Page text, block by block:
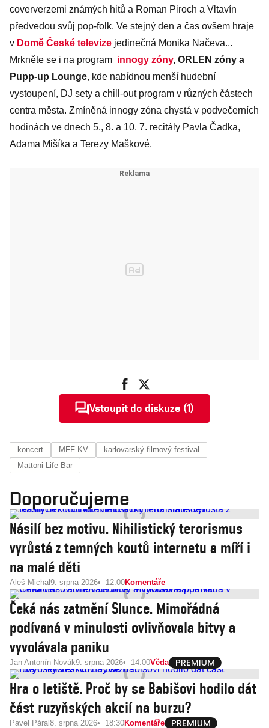
coververzemi známých hitů a Roman Piroch a Vltavín
předvedou svůj pop-folk. Ve stejný den a čas ovšem hraje
v Domě České televize jedinečná Monika Načeva...
Mrkněte se i na program innogy zóny, ORLEN zóny a
Pupp-up Lounge, kde nabídnou menší hudební
vystoupení, DJ sety a chill-out program v různých částech
centra města. Zmíněná innogy zóna chystá v podvečerních
hodinách ve dnech 5., 8. a 10. 7. recitály Pavla Čadka,
Adama Mišíka a Terezy Maškové.
Vstoupit do diskuze (1)
koncert MFF KV
karlovarský filmový festival
Mattoni Life Bar
Doporučujeme
Násilí bez motivu. Nihilistický terorismus
vyrůstá z temných koutů internetu a míří i
na malé děti
Aleš Michal 9. srpna 2026 12:00Komentáře
Čeká nás zatmění Slunce. Mimořádná
podívaná v minulosti ovlivňovala bitvy a
vyvolávala paniku
Jan Antonín Novák9. srpna 2026 14:00Věda
Hra o letiště. Proč by se Babišovi hodilo dát
část ruzyňských akcií na burzu?
Pavel Páral 8. srpna 2026 18:30Komentáře